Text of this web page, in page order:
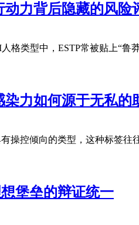
力背后隐藏的风险
格类型中，ESTP常被贴上“
力如何源于无私的
操控倾向的类型，这种标签
堡垒的辩证统一